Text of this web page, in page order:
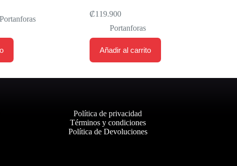
Portanforas
₡119.900
Portanforas
Añadir al carrito
Política de privacidad
Términos y condiciones
Política de Devoluciones